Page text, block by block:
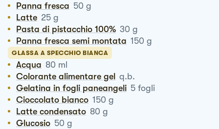
Panna fresca 50 g
Latte 25 g
Pasta di pistacchio 100% 30 g
Panna fresca semi montata 150 g
GLASSA A SPECCHIO BIANCA
Acqua 80 ml
Colorante alimentare gel q.b.
Gelatina in fogli paneangeli 5 fogli
Cioccolato bianco 150 g
Latte condensato 80 g
Glucosio 50 g